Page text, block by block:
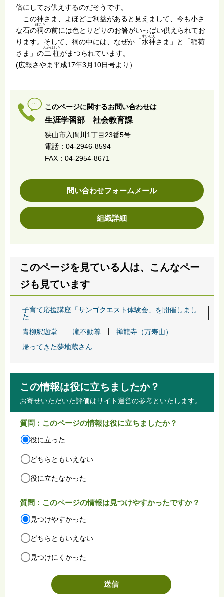
倍にしてお供えするのだそうです。
この神さま、よほどご利益があると見えまして、今も小さ
な石の祠
ほこら
の前には色とりどりのお箸がいっぱい供えられてお
ります。そして、祠の中には、なぜか「水神
すいじん
さま」と「稲荷
さま」の二柱
ふたはしら
がまつられています。
(広報さやま平成17年3月10日号より）
このページに関するお問い合わせは
生涯学習部 社会教育課
狭山市入間川1丁目23番5号
電話：04-2946-8594
FAX：04-2954-8671
問い合わせフォームメール
組織詳細
このページを見ている人は、こんなペー
ジも見ています
子育て応援講座「サンゴクエスト体験会」を開催しまし
た
青柳釈迦堂
滝不動尊
禅龍寺（万寿山）
帰ってきた夢地蔵さん
この情報は役に立ちましたか？
お寄せいただいた評価はサイト運営の参考といたします。
質問：このページの情報は役に立ちましたか？
役に立った
どちらともいえない
役に立たなかった
質問：このページの情報は見つけやすかったですか？
見つけやすかった
どちらともいえない
見つけにくかった